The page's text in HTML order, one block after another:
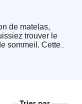
de matelas,
trouver le
sommeil. Cette
du
confort,